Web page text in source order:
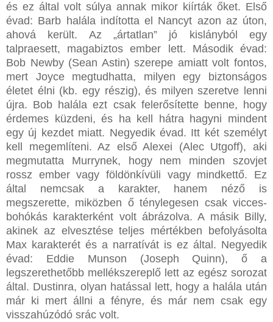
és ez által volt súlya annak mikor kiírták őket. Első
évad: Barb halála indította el Nancyt azon az úton,
ahová került. Az „ártatlan” jó kislányból egy
talpraesett, magabiztos ember lett. Második évad:
Bob Newby (Sean Astin) szerepe amiatt volt fontos,
mert Joyce megtudhatta, milyen egy biztonságos
életet élni (kb. egy részig), és milyen szeretve lenni
újra. Bob halála ezt csak felerősítette benne, hogy
érdemes küzdeni, és ha kell hátra hagyni mindent
egy új kezdet miatt. Negyedik évad. Itt két személyt
kell megemlíteni. Az első Alexei (Alec Utgoff), aki
megmutatta Murrynek, hogy nem minden szovjet
rossz ember vagy földönkívüli vagy mindkettő. Ez
által nemcsak a karakter, hanem néző is
megszerette, miközben ő ténylegesen csak vicces-
bohókás karakterként volt ábrázolva. A másik Billy,
akinek az elvesztése teljes mértékben befolyásolta
Max karakterét és a narratívát is ez által. Negyedik
évad: Eddie Munson (Joseph Quinn), ő a
legszerethetőbb mellékszereplő lett az egész sorozat
által. Dustinra, olyan hatással lett, hogy a halála után
már ki mert állni a fényre, és már nem csak egy
visszahúzódó srác volt.